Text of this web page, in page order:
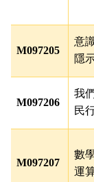
M097205
意
隱
M097206
我
民
M097207
數
運